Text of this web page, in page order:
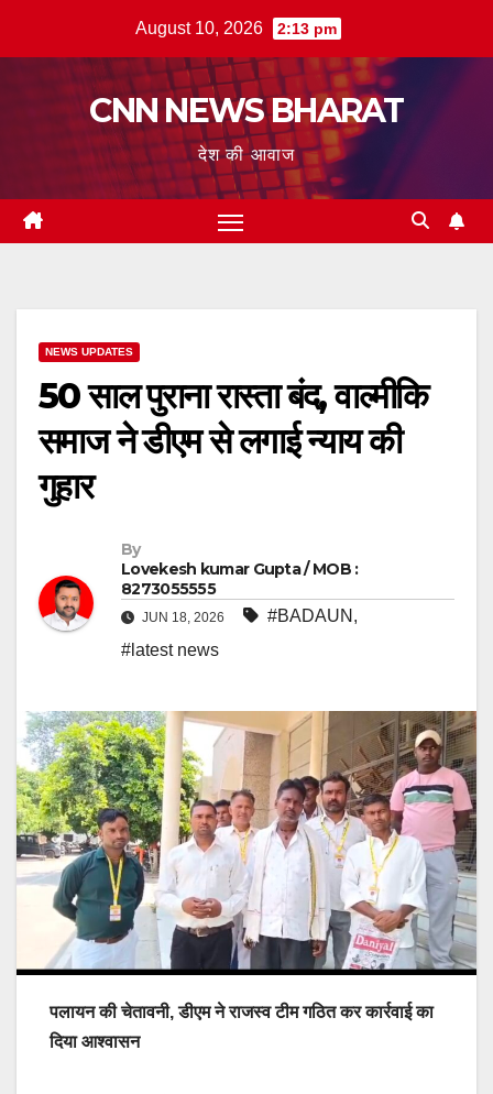
August 10, 2026 2:13 pm
CNN NEWS BHARAT
देश की आवाज
NEWS UPDATES
50 साल पुराना रास्ता बंद, वाल्मीकि
समाज ने डीएम से लगाई न्याय की
गुहार
By
Lovekesh kumar Gupta / MOB :
8273055555
JUN 18, 2026 #BADAUN ,
#latest news
पलायन की चेतावनी, डीएम ने राजस्व टीम गठित कर कार्रवाई का
दिया आश्वासन